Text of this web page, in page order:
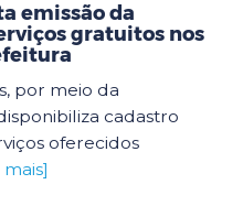
emissão da
gratuitos nos
por meio da
cadastro
oferecidos
mais]